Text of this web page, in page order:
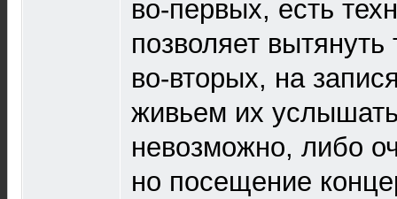
во-первых, есть
позволяет
во-вторых, на
живьем их
невозможно, либо
но посещение